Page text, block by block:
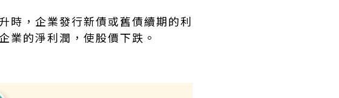
時，企業發行新債或舊債續期的利
業的淨利潤，使股價下跌。